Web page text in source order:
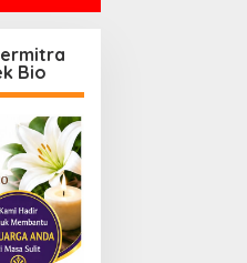
Kolaborasi Kodam Jaya
dan Polda Metro Jaya
Gelar Bakti Kesehatan
Bio